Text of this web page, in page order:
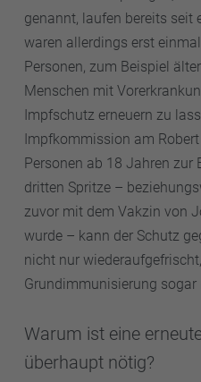
genannt, laufen bereits seit
waren allerdings erst
Personen, zum Beispiel
Menschen mit
Impfschutz erneuern zu
Impfkommission am
Personen ab 18 Jahren zur
dritten Spritze –
zuvor mit dem Vakzin von
wurde – kann der Schutz
nicht nur
Grundimmunisierung sogar
Warum ist eine
überhaupt nötig?